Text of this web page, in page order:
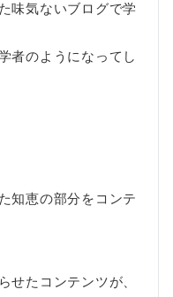
味気ないブログで学
者のようになってし
知恵の部分をコンテ
せたコンテンツが、